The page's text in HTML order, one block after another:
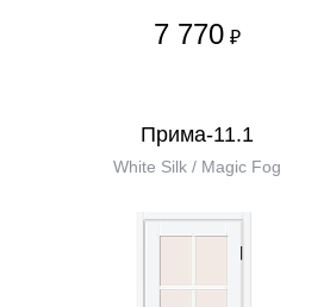
7 770 ₽
Прима-11.1
White Silk / Magic Fog